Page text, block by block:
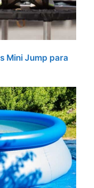
Mini Jump para